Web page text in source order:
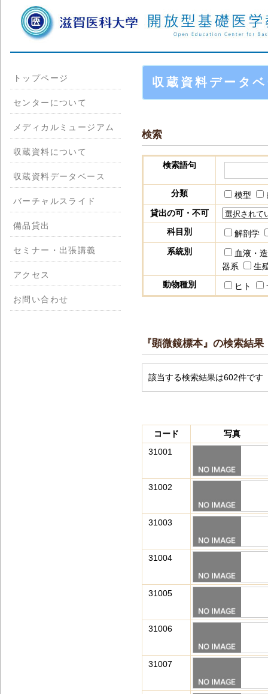
収蔵資料データ
検索
検索語句
分類 模型
貸出の可・不可
科目別
解剖学
系統別
血液・
器系
生
動物種別
ヒト
『顕微鏡標本』の検索結果
該当する検索結果は602件です
コード
写真
31001
31002
31003
31004
31005
31006
31007
トップページ
センターについて
メディカルミュージアム
収蔵資料について
収蔵資料データベース
バーチャルスライド
備品貸出
セミナー・出張講義
アクセス
お問い合わせ